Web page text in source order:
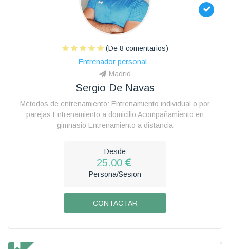
(De 8 comentarios)
Entrenador personal
Madrid
Sergio De Navas
Métodos de entrenamiento: Entrenamiento individual o por
parejas Entrenamiento a domicilio Acompañamiento en
gimnasio Entrenamiento a distancia
Desde
25.00
Persona/Sesion
CONTACTAR